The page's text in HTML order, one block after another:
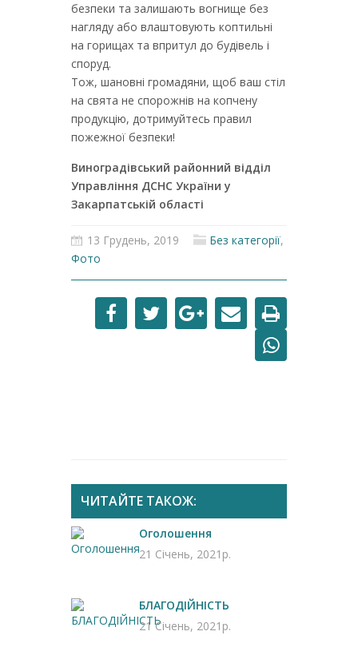
безпеки та залишають вогнище без
нагляду або влаштовують коптильні
на горищах та впритул до будівель і
споруд.
Тож, шановні громадяни, щоб ваш стіл
на свята не спорожнів на копчену
продукцію, дотримуйтесь правил
пожежної безпеки!
Виноградівський районний відділ
Управління ДСНС України у
Закарпатській області
13 Грудень, 2019 Без категорії,
Фото
ЧИТАЙТЕ ТАКОЖ:
Оголошення
21 Січень, 2021р.
БЛАГОДІЙНІСТЬ
21 Січень, 2021р.